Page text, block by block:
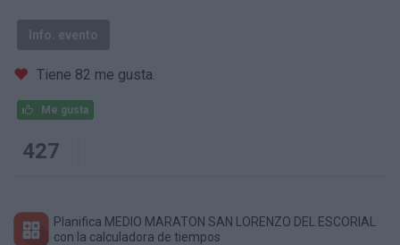
Info. evento
Tiene 82 me gusta.
Me gusta
427
Planifica MEDIO MARATON SAN LORENZO DEL ESCORIAL
con la calculadora de tiempos